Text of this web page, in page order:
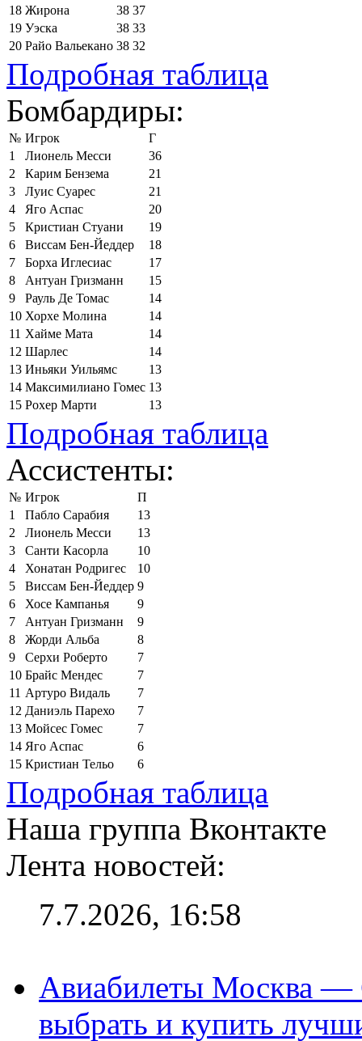
18 Жирона 38 37
19 Уэска 38 33
20 Райо Вальекано 38 32
Подробная таблица
Бомбардиры:
№ Игрок
Г
1
Лионель Месси
36
2
Карим Бензема
21
3
Луис Суарес
21
4
Яго Аспас
20
5
Кристиан Стуани
19
6
Виссам Бен-Йеддер
18
7
Борха Иглесиас
17
8
Антуан Гризманн
15
9
Рауль Де Томас
14
10 Хорхе Молина
14
11 Хайме Мата
14
12 Шарлес
14
13 Иньяки Уильямс
13
14 Максимилиано Гомес 13
15 Рохер Марти 13
Подробная таблица
Ассистенты:
№ Игрок
П
1
Пабло Сарабия
13
2
Лионель Месси
13
3
Санти Касорла
10
4
Хонатан Родригес
10
5
Виссам Бен-Йеддер 9
6
Хосе Кампанья
9
7
Антуан Гризманн
9
8
Жорди Альба
8
9
Серхи Роберто
7
10 Брайс Мендес
7
11 Артуро Видаль
7
12 Даниэль Парехо
7
13 Мойсес Гомес
7
14 Яго Аспас
6
15 Кристиан Тельо 6
Подробная таблица
Наша группа Вконтакте
Лента новостей:
7.7.2026, 16:58
Авиабилеты Москва —
выбрать и купить